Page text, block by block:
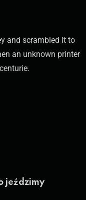
and scrambled it to
an unknown printer
jeździmy